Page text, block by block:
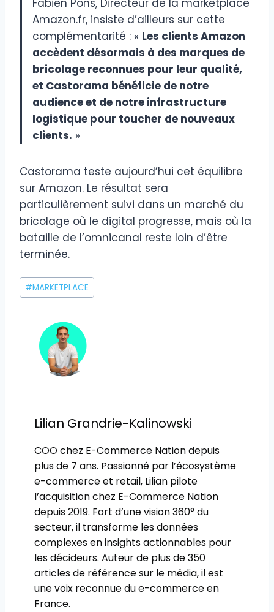
Amazon.fr, insiste d’ailleurs sur cette
complémentarité : « Les clients Amazon
accèdent désormais à des marques de
bricolage reconnues pour leur qualité,
et Castorama bénéficie de notre
audience et de notre infrastructure
logistique pour toucher de nouveaux
clients. »
Castorama teste aujourd’hui cet équilibre
sur Amazon. Le résultat sera
particulièrement suivi dans un marché du
bricolage où le digital progresse, mais où la
bataille de l’omnicanal reste loin d’être
terminée.
Étiquettes
de
publication :
#MARKETPLACE
Lilian Grandrie-Kalinowski
COO chez E-Commerce Nation depuis
plus de 7 ans. Passionné par l’écosystème
e-commerce et retail, Lilian pilote
l’acquisition chez E-Commerce Nation
depuis 2019. Fort d’une vision 360° du
secteur, il transforme les données
complexes en insights actionnables pour
les décideurs. Auteur de plus de 350
articles de référence sur le média, il est
une voix reconnue du e-commerce en
France.